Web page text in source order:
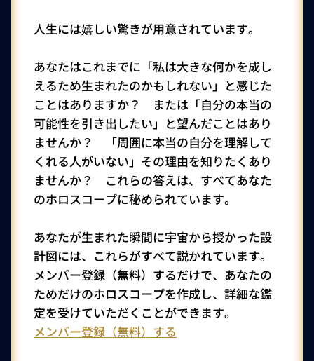
人生には嬉しい驚きが用意されています。
あなたはこれまでに「私は大きな何かを成し
えるため生まれたのかもしれない」と感じた
ことはありますか？ または「自分の本当の
可能性を引き出したい」と望んだことはあり
ませんか？ 「周囲に本当の自分を理解して
くれる人がいない」その理由を知りたくあり
ませんか？ これらの答えは、すべてあなた
のホロスコープに秘められています。
あなたが生まれた瞬間に宇宙から授かった設
計図には、これらがすべて説かれています。
メンバー登録（無料）するだけで、あなたの
ためだけのホロスコープを作成し、詳細な鑑
定を受けていただくことができます。
メンバー登録（無料）する